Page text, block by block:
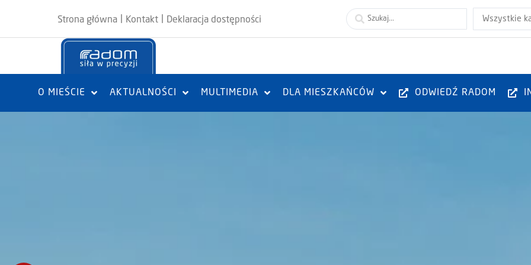
Strona główna Kontakt Deklaracja dostępności Wszystkie
O MIEŚCIE AKTUALNOŚCI MULTIMEDIA DLA MIESZKAŃCÓW ODWIEDŹ RADOM